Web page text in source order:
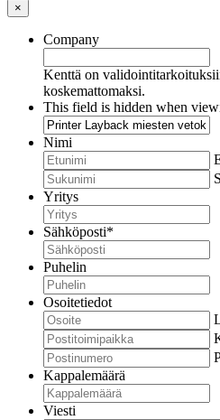
×
Company
Kenttä on
koskemattomaksi.
This field is hidden when
Nimi
Yritys
Sähköposti*
Puhelin
Osoitetiedot
Kappalemäärä
Viesti